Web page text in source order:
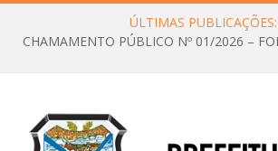
ÚLTIMAS PUBLICAÇÕES: